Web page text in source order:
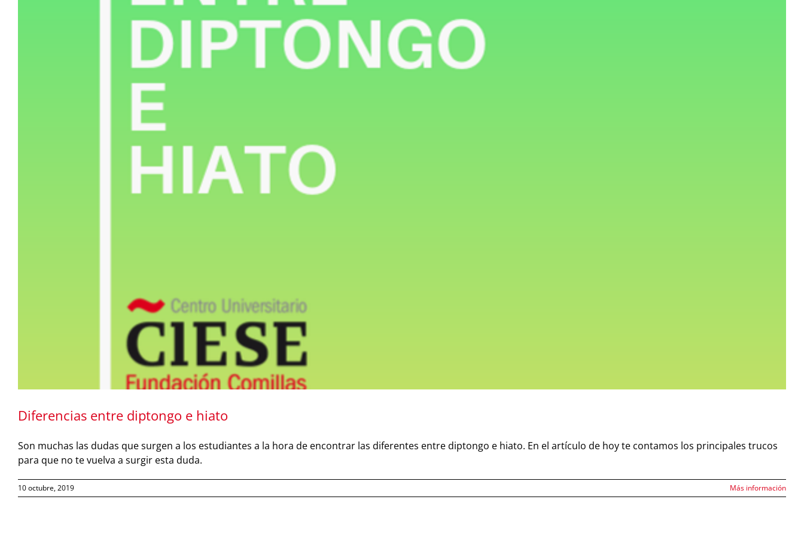
Diferencias entre diptongo e hiato
Son muchas las dudas que surgen a los estudiantes a la hora de encontrar las diferentes entre diptongo e hiato. En el artículo de hoy te contamos los principales trucos
para que no te vuelva a surgir esta duda.
10 octubre, 2019 Más información